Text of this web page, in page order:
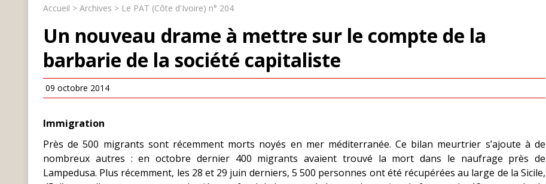
Accueil > Archives > Le PAT (Côte d'Ivoire) n° 204
Un nouveau drame à mettre sur le compte de la
barbarie de la société capitaliste
09 octobre 2014
Immigration
Près de 500 migrants sont récemment morts noyés en mer méditerranée. Ce bilan meurtrier s’ajoute à de
nombreux autres : en octobre dernier 400 migrants avaient trouvé la mort dans le naufrage près de
Lampedusa. Plus récemment, les 28 et 29 juin derniers, 5 500 personnes ont été récupérées au large de la Sicile,